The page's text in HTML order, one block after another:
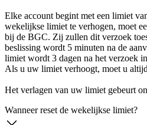
Elke account begint met een limiet
wekelijkse limiet te verhogen, moet
bij de BGC. Zij zullen dit verzoek
beslissing wordt 5 minuten na de
limiet wordt 3 dagen na het verzoek
Als u uw limiet verhoogt, moet u
Het verlagen van uw limiet gebeurt
Wanneer reset de wekelijkse limiet?